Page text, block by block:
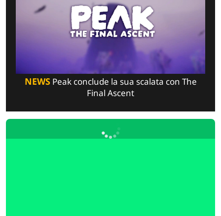
NEWSPeak conclude la sua scalata con The
Final Ascent